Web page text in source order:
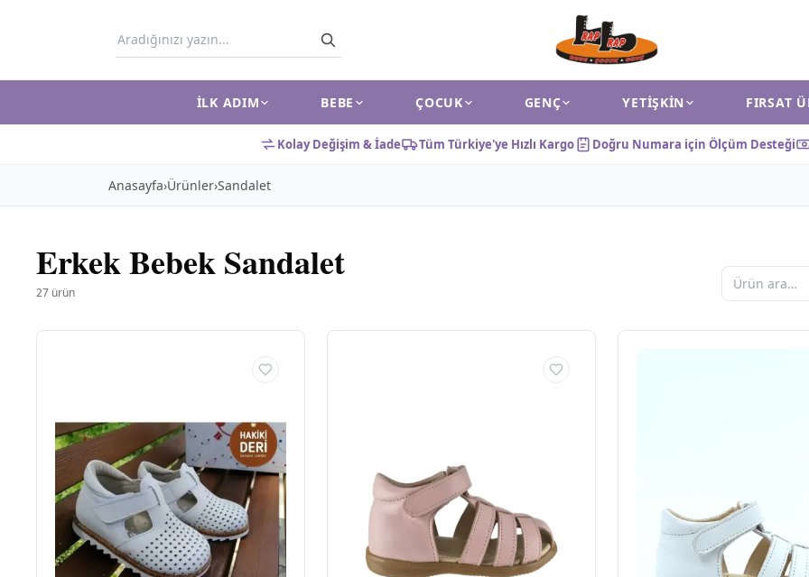
İLK ADIM BEBE ÇOCUK GENÇ YETIŞKIN FIRSAT
Kolay Değişim & İade Tüm Türkiye'ye Hızlı Kargo Doğru Numara için Ölçüm Desteği
Anasayfa›Ürünler›Sandalet
Erkek Bebek Sandalet
27 ürün